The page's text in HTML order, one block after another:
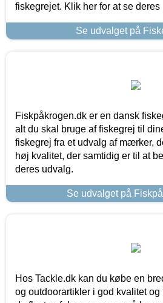
fiskegrejet. Klik her for at se deres
Se udvalget på
Fiskpåkrogen.dk er en dansk
alt du skal bruge af fiskegrej til
fiskegrej fra et udvalg af mærker,
høj kvalitet, der samtidig er til at
deres udvalg.
Se udvalget på
Hos Tackle.dk kan du købe en
og outdoorartikler i god kvalitet